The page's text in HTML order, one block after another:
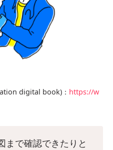
digital book)： https://w
まで確認できたりと